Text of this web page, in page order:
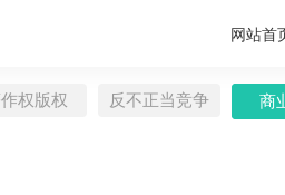
网站首
权版权 反不正当竞争 商